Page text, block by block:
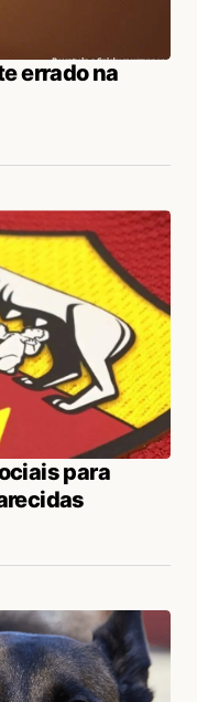
errado na
para